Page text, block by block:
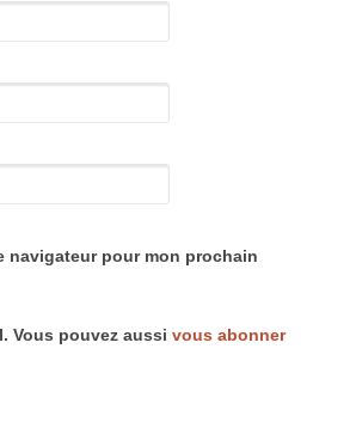
navigateur pour mon prochain
Vous pouvez aussi vous abonner